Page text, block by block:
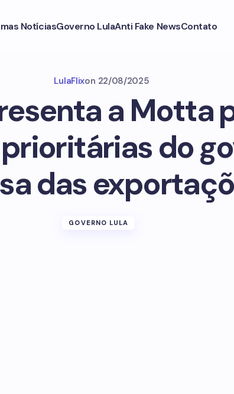
NotíciasGoverno LulaAnti Fake NewsContato
LulaFlixon 22/08/2025
a Motta
do
das
GOVERNO LULA